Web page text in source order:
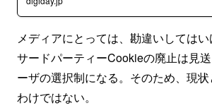
メディアにとっては、勘違いしては
サードパーティーCookieの廃止は見
ーザの選択制になる。そのため、現状
わけではない。